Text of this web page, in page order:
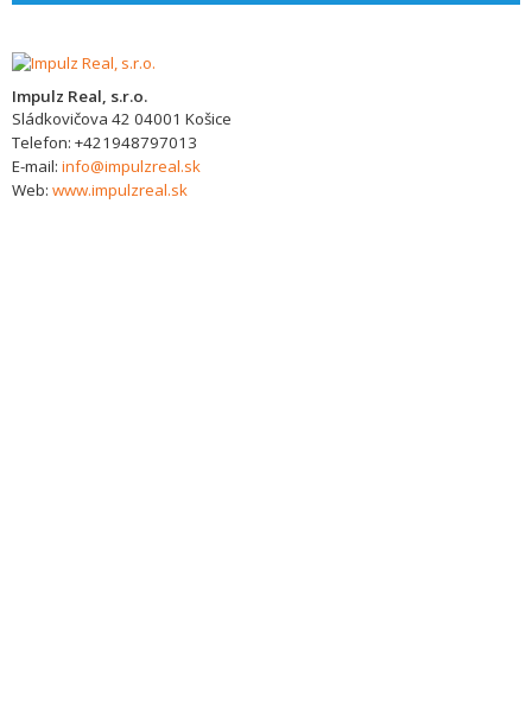
Impulz Real, s.r.o.
Sládkovičova 42 04001 Košice
Telefon: +421948797013
E-mail: info@impulzreal.sk
Web: www.impulzreal.sk